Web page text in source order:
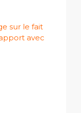
sur le fait
avec